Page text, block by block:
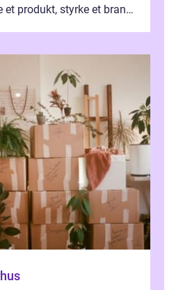
produkt, styrke et brand,